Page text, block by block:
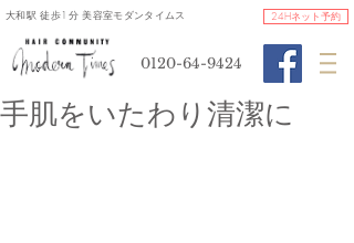
​大和駅 徒歩1分 美容室モダンタイムス
0120-64-9424
24Hネット予約
手肌をいたわり清潔に